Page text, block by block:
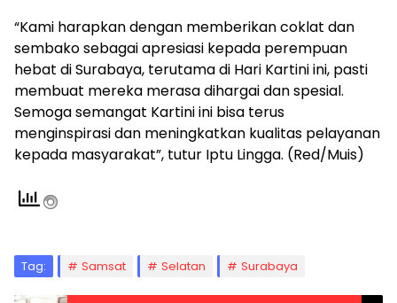
“Kami harapkan dengan memberikan coklat dan
sembako sebagai apresiasi kepada perempuan
hebat di Surabaya, terutama di Hari Kartini ini, pasti
membuat mereka merasa dihargai dan spesial.
Semoga semangat Kartini ini bisa terus
menginspirasi dan meningkatkan kualitas pelayanan
kepada masyarakat”, tutur Iptu Lingga. (Red/Muis)
Tag: Samsat Selatan Surabaya